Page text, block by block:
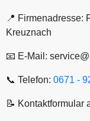
📍 Firmenadresse:
Kreuznach
📧 E-Mail:
📞 Telefon: 0671 -
📝 Kontaktformular